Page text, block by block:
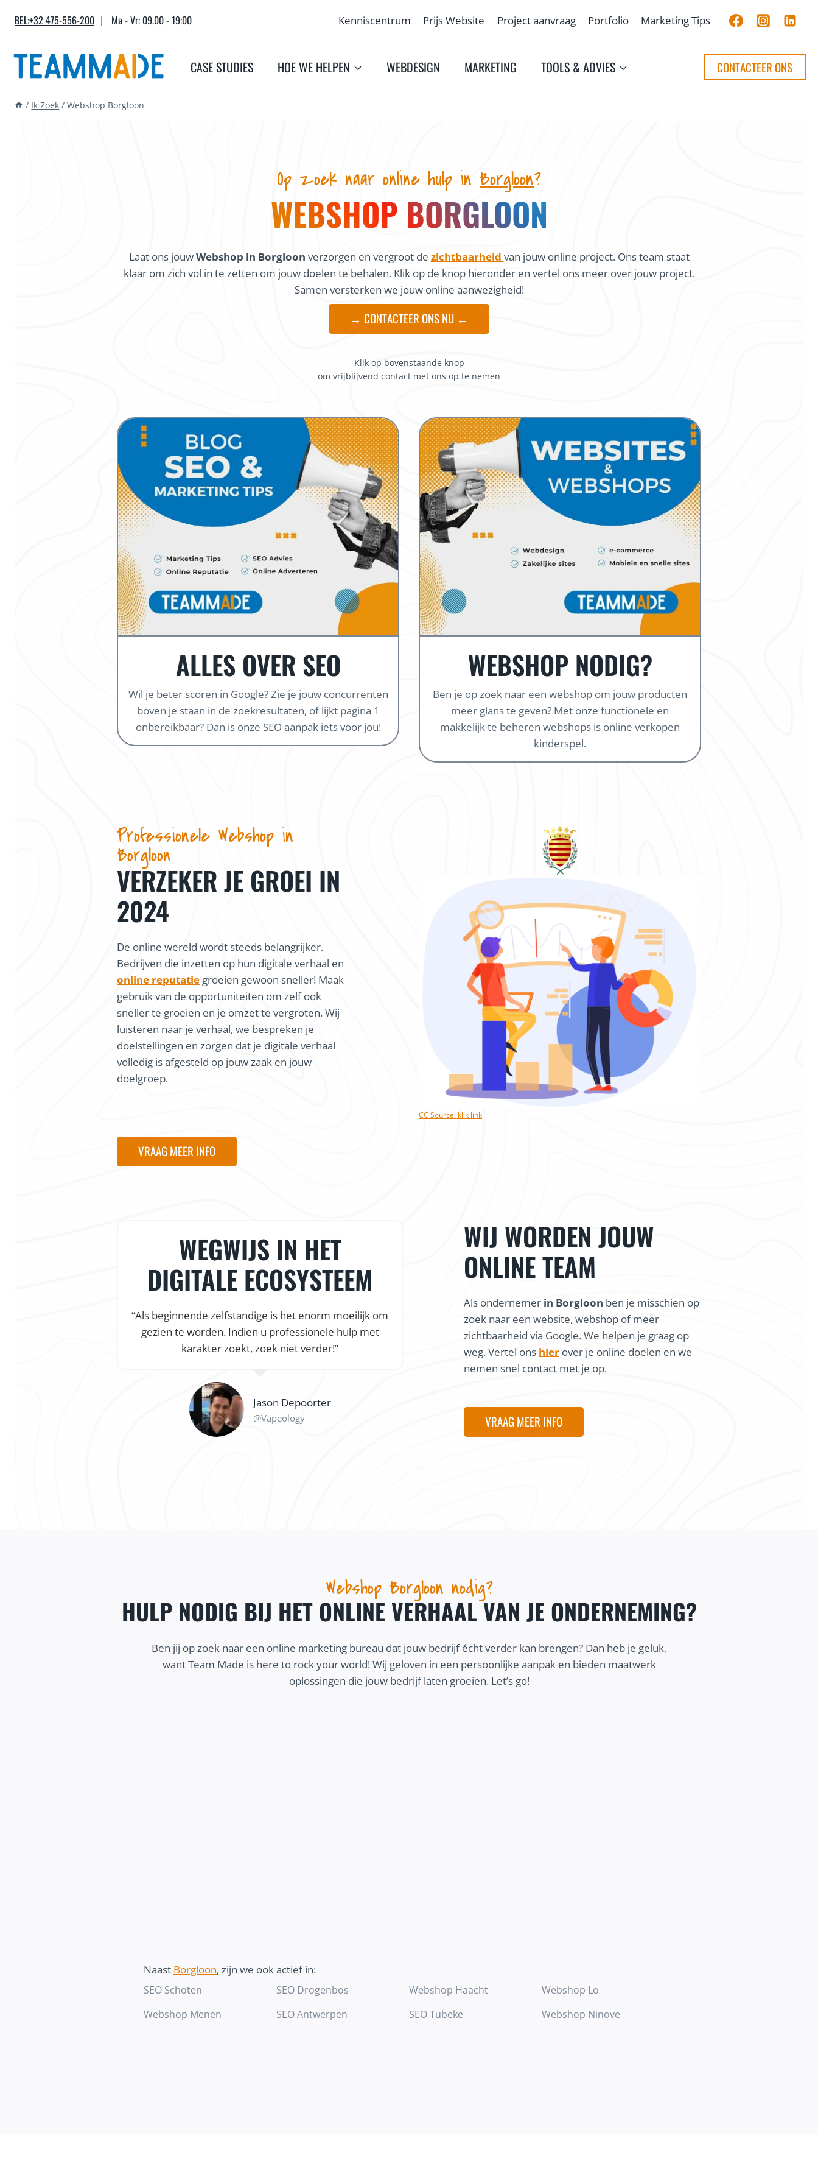
content
BEL:+32 475-556-200 | Ma - Vr: 09.00 - 19:00 Kenniscentrum Prijs Website Project aanvraag Portfolio Marketing Tips
CASE STUDIES HOE WE HELPEN WEBDESIGN MARKETING TOOLS & ADVIES CONTACTEER ONS
/ Ik Zoek / Webshop Borgloon
Op zoek naar online hulp in Borgloon?
WEBSHOP BORGLOON
Laat ons jouwWebshop in Borgloon verzorgen en vergroot de zichtbaarheid van jouw online project. Ons team staat
klaar om zich vol in te zetten om jouw doelen te behalen. Klik op de knop hieronder en vertel ons meer over jouw project.
Samen versterken we jouw online aanwezigheid!
→ CONTACTEER ONS NU ←
Klik op bovenstaande knop
om vrijblijvend contact met ons op te nemen
ALLES OVER SEO
Wil je beter scoren in Google? Zie je jouw concurrenten
boven je staan in de zoekresultaten, of lijkt pagina 1
onbereikbaar? Dan is onze SEO aanpak iets voor jou!
WEBSHOP NODIG?
Ben je op zoek naar een webshop om jouw producten
meer glans te geven? Met onze functionele en
makkelijk te beheren webshops is online verkopen
kinderspel.
Professionele Webshop in
Borgloon
VERZEKER JE GROEI IN
2024
De online wereld wordt steeds belangrijker.
Bedrijven die inzetten op hun digitale verhaal en
online reputatie groeien gewoon sneller! Maak
gebruik van de opportuniteiten om zelf ook
sneller te groeien en je omzet te vergroten. Wij
luisteren naar je verhaal, we bespreken je
doelstellingen en zorgen dat je digitale verhaal
volledig is afgesteld op jouw zaak en jouw
doelgroep.
VRAAG MEER INFO
CC Source: klik link
WEGWIJS IN HET
DIGITALE ECOSYSTEEM
“Als beginnende zelfstandige is het enorm moeilijk om
gezien te worden. Indien u professionele hulp met
karakter zoekt, zoek niet verder!”
Jason Depoorter
@Vapeology
WIJ WORDEN JOUW
ONLINE TEAM
Als ondernemer in Borgloon ben je misschien op
zoek naar een website, webshop of meer
zichtbaarheid via Google. We helpen je graag op
weg. Vertel ons hier over je online doelen en we
nemen snel contact met je op.
VRAAG MEER INFO
Webshop Borgloon nodig?
HULP NODIG BIJ HET ONLINE VERHAAL VAN JE ONDERNEMING?
Ben jij op zoek naar een online marketing bureau dat jouw bedrijf écht verder kan brengen? Dan heb je geluk,
want Team Made is here to rock your world! Wij geloven in een persoonlijke aanpak en bieden maatwerk
oplossingen die jouw bedrijf laten groeien. Let’s go!
Naast Borgloon, zijn we ook actief in:
SEO Schoten SEO Drogenbos Webshop Haacht
Webshop Lo
Webshop Menen
SEO Antwerpen SEO Tubeke Webshop Ninove